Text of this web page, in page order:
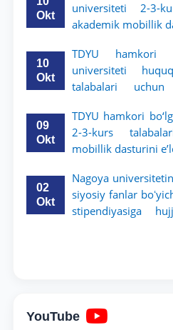
Okt
universiteti 2-3-
akademik mobillik
10
Okt
TDYU hamkori
universiteti
talabalari
09
Okt
TDYU hamkori
2-3-kurs
mobillik dasturini
02
Okt
Nagoya
siyosiy fanlar
stipendiyasiga
YouTube